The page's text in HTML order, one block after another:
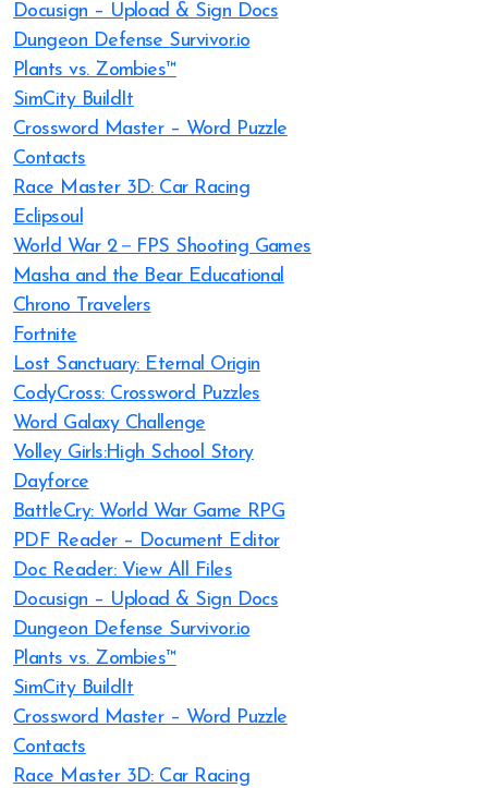
Docusign – Upload & Sign Docs
Dungeon Defense Survivor.io
Plants vs. Zombies™
SimCity BuildIt
Crossword Master – Word Puzzle
Contacts
Race Master 3D: Car Racing
Eclipsoul
World War 2－FPS Shooting Games
Masha and the Bear Educational
Chrono Travelers
Fortnite
Lost Sanctuary: Eternal Origin
CodyCross: Crossword Puzzles
Word Galaxy Challenge
Volley Girls:High School Story
Dayforce
BattleCry: World War Game RPG
PDF Reader – Document Editor
Doc Reader: View All Files
Docusign – Upload & Sign Docs
Dungeon Defense Survivor.io
Plants vs. Zombies™
SimCity BuildIt
Crossword Master – Word Puzzle
Contacts
Race Master 3D: Car Racing